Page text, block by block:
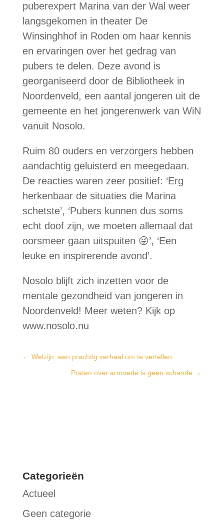
puberexpert Marina van der Wal weer
langsgekomen in theater De
Winsinghhof in Roden om haar kennis
en ervaringen over het gedrag van
pubers te delen. Deze avond is
georganiseerd door de Bibliotheek in
Noordenveld, een aantal jongeren uit de
gemeente en het jongerenwerk van WiN
vanuit Nosolo.
Ruim 80 ouders en verzorgers hebben
aandachtig geluisterd en meegedaan.
De reacties waren zeer positief: ‘Erg
herkenbaar de situaties die Marina
schetste’, ‘Pubers kunnen dus soms
echt doof zijn, we moeten allemaal dat
oorsmeer gaan uitspuiten 😜’, ‘Een
leuke en inspirerende avond’.
Nosolo blijft zich inzetten voor de
mentale gezondheid van jongeren in
Noordenveld! Meer weten? Kijk op
www.nosolo.nu
← Welzijn: een prachtig verhaal om te vertellen
Praten over armoede is geen schande →
Categorieën
Actueel
Geen categorie